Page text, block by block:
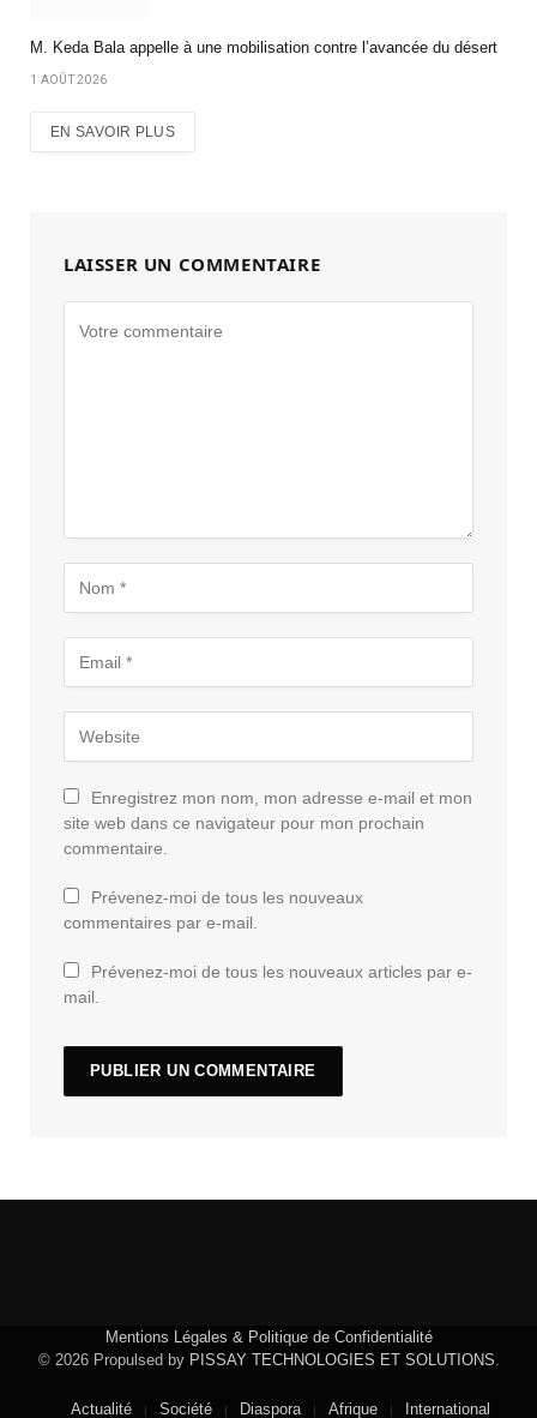
M. Keda Bala appelle à une mobilisation contre l’avancée du désert
1 AOÛT 2026
EN SAVOIR PLUS
LAISSER UN COMMENTAIRE
Enregistrez mon nom, mon adresse e-mail et mon
site web dans ce navigateur pour mon prochain
commentaire.
Prévenez-moi de tous les nouveaux
commentaires par e-mail.
Prévenez-moi de tous les nouveaux articles par e-
mail.
Mentions Légales & Politique de Confidentialité
© 2026 Propulsed by PISSAY TECHNOLOGIES ET SOLUTIONS.
Actualité Société Diaspora Afrique International